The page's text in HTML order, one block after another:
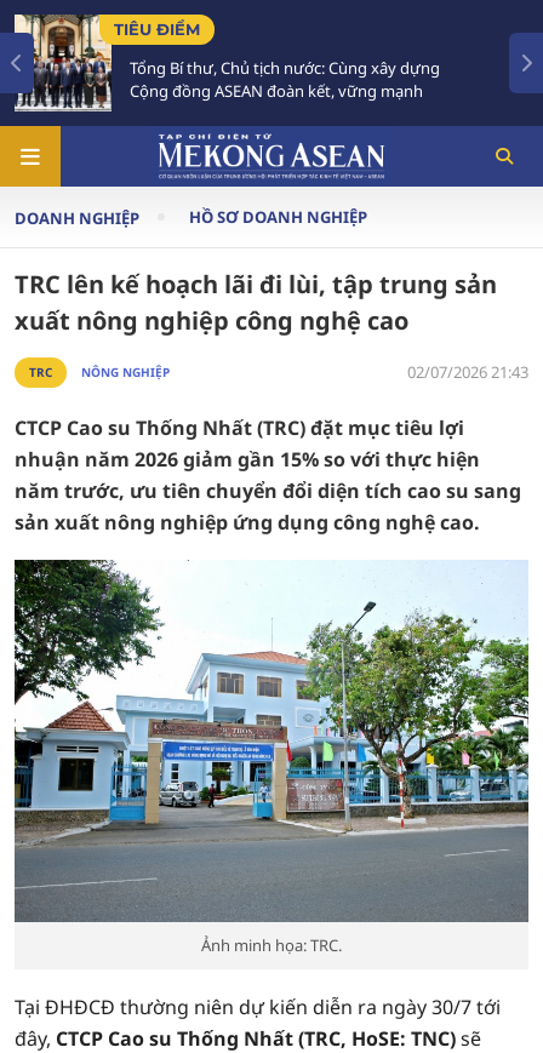
tịch nước: Cùng xây dựng
đoàn kết, vững mạnh
Xây dựng Điều
và có sức sống
DOANH NGHIỆP HỒ SƠ DOANH NGHIỆP
TRC lên kế hoạch lãi đi lùi, tập trung sản
xuất nông nghiệp công nghệ cao
TRC NÔNG NGHIỆP 02/07/2026 21:43
CTCP Cao su Thống Nhất (TRC) đặt mục tiêu lợi
nhuận năm 2026 giảm gần 15% so với thực hiện
năm trước, ưu tiên chuyển đổi diện tích cao su sang
sản xuất nông nghiệp ứng dụng công nghệ cao.
Ảnh minh họa: TRC.
Tại ĐHĐCĐ thường niên dự kiến diễn ra ngày 30/7 tới
đây, CTCP Cao su Thống Nhất (TRC, HoSE: TNC)sẽ